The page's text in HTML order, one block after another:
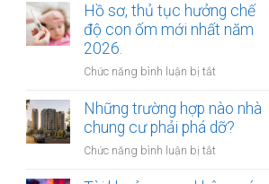
thế
nào?
yêu
cầu
không?
được
ly
chia
sản
sau
Hồ sơ, thủ tục hưởng chế
độ con ốm mới nhất năm
2026.
Chức năng bình luận bị tắt
sơ,
thủ
hưởng
Những trường hợp nào nhà
chung cư phải phá dỡ?
Chức năng bình luận bị tắt